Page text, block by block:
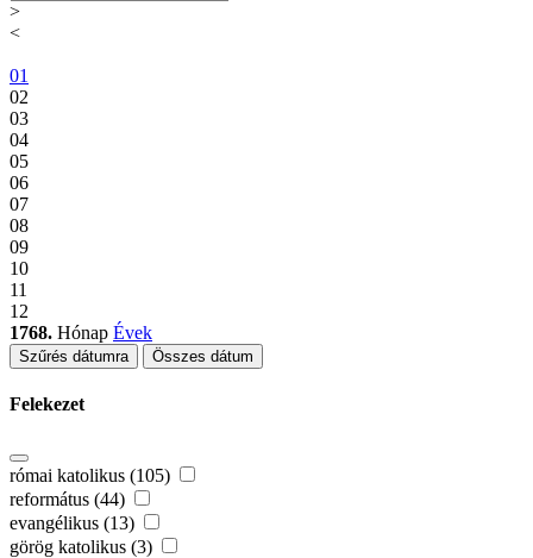
>
<
01
02
03
04
05
06
07
08
09
10
11
12
1768. Hónap Évek
Szűrés dátumra Összes dátum
Felekezet
római katolikus (105)
református (44)
evangélikus (13)
görög katolikus (3)